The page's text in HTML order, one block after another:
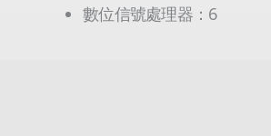
數位信號處理器：6